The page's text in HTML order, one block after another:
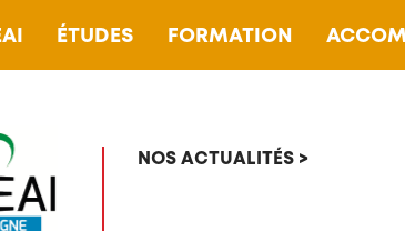
ÉTUDES FORMATION
NOS ACTUALITÉS >